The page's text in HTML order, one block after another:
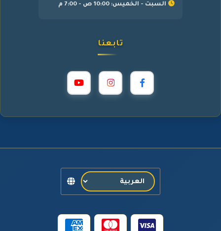
السبت - الخميس: 10:00 ص - 7:00 م
تابعنا